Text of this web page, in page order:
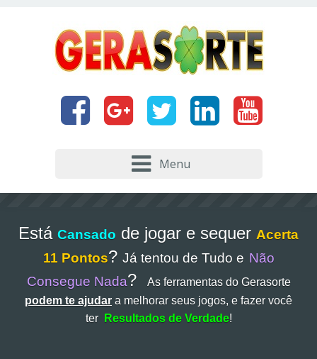
Menu
Está Cansado de jogar e sequer Acerta
11 Pontos? Já tentou de Tudo e Não
Consegue Nada?
As ferramentas do Gerasorte
podem te ajudar a melhorar seus jogos, e fazer você
ter
Resultados de Verdade!